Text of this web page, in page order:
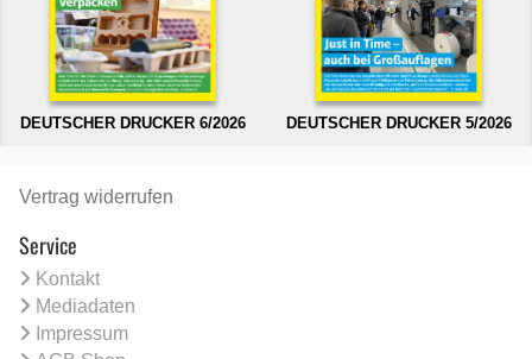
DEUTSCHER DRUCKER 6/2026 DEUTSCHER DRUCKER 5/2026
Vertrag widerrufen
Service
Kontakt
Mediadaten
Impressum